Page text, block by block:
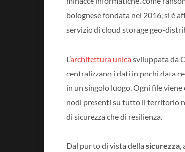
bolognese fondata nel 2016, si è
servizio di cloud storage geo-
L’architettura unicasviluppata da
centralizzano i dati in pochi data
in un singolo luogo. Ogni file
nodi presenti su tutto il territorio
di sicurezza che di resilienza.
Dal punto di vista della sicurezza,